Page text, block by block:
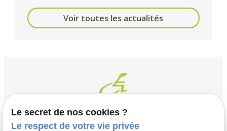
Voir toutes les actualités
Le secret de nos cookies ?
Le respect de votre vie privée